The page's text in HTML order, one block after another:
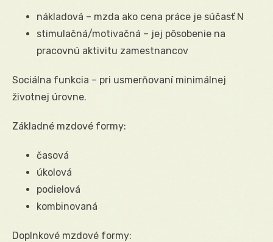
nákladová – mzda ako cena práce je súčasť N
stimulačná/motivačná – jej pôsobenie na
pracovnú aktivitu zamestnancov
Sociálna funkcia – pri usmerňovaní minimálnej
životnej úrovne.
Základné mzdové formy:
časová
úkolová
podielová
kombinovaná
Doplnkové mzdové formy: